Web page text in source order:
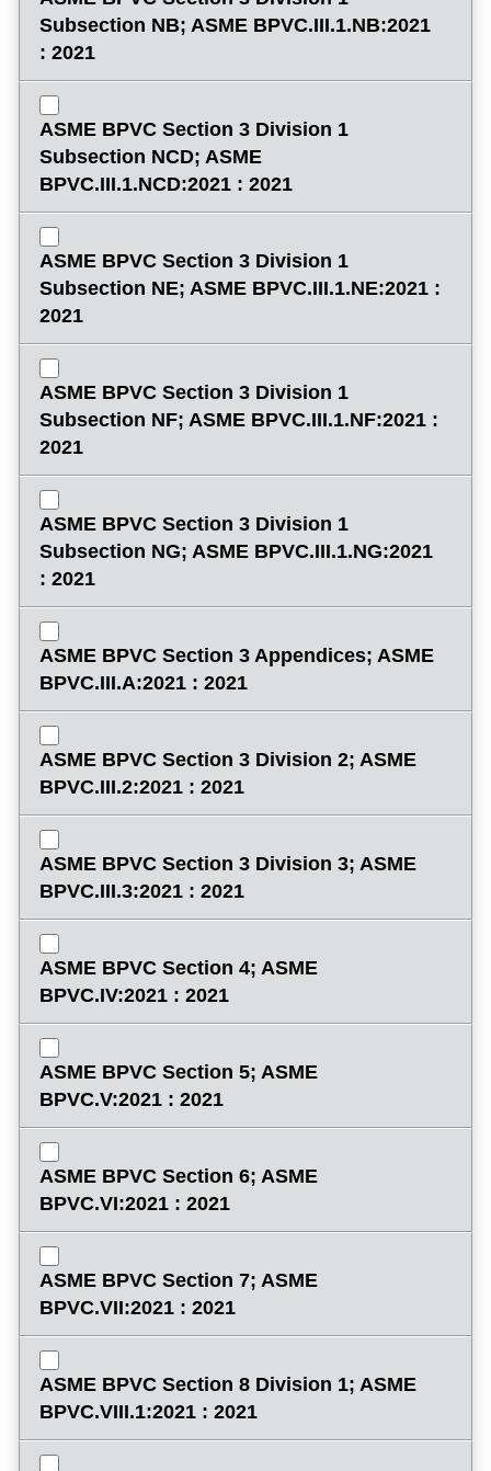
Subsection NB; ASME BPVC.III.1.NB:2021
: 2021
ASME BPVC Section 3 Division 1
Subsection NCD; ASME
BPVC.III.1.NCD:2021 : 2021
ASME BPVC Section 3 Division 1
Subsection NE; ASME BPVC.III.1.NE:2021 :
2021
ASME BPVC Section 3 Division 1
Subsection NF; ASME BPVC.III.1.NF:2021 :
2021
ASME BPVC Section 3 Division 1
Subsection NG; ASME BPVC.III.1.NG:2021
: 2021
ASME BPVC Section 3 Appendices; ASME
BPVC.III.A:2021 : 2021
ASME BPVC Section 3 Division 2; ASME
BPVC.III.2:2021 : 2021
ASME BPVC Section 3 Division 3; ASME
BPVC.III.3:2021 : 2021
ASME BPVC Section 4; ASME
BPVC.IV:2021 : 2021
ASME BPVC Section 5; ASME
BPVC.V:2021 : 2021
ASME BPVC Section 6; ASME
BPVC.VI:2021 : 2021
ASME BPVC Section 7; ASME
BPVC.VII:2021 : 2021
ASME BPVC Section 8 Division 1; ASME
BPVC.VIII.1:2021 : 2021